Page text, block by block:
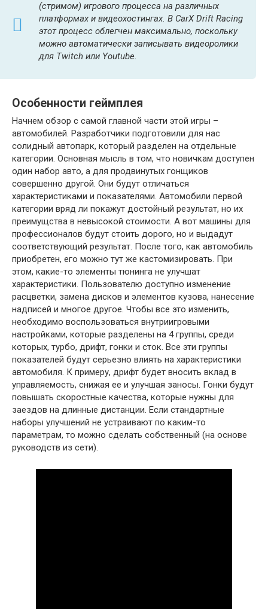
(стримом) игрового процесса на различных
платформах и видеохостингах. В CarX Drift Racing
этот процесс облегчен максимально, поскольку
можно автоматически записывать видеоролики
для Twitch или Youtube.
Особенности геймплея
Начнем обзор с самой главной части этой игры –
автомобилей. Разработчики подготовили для нас
солидный автопарк, который разделен на отдельные
категории. Основная мысль в том, что новичкам доступен
один набор авто, а для продвинутых гонщиков
совершенно другой. Они будут отличаться
характеристиками и показателями. Автомобили первой
категории вряд ли покажут достойный результат, но их
преимущства в невысокой стоимости. А вот машины для
профессионалов будут стоить дорого, но и выдадут
соответствующий результат. После того, как автомобиль
приобретен, его можно тут же кастомизировать. При
этом, какие-то элементы тюнинга не улучшат
характеристики. Пользователю доступно изменение
расцветки, замена дисков и элементов кузова, нанесение
надписей и многое другое. Чтобы все это изменить,
необходимо воспользоваться внутриигровыми
настройками, которые разделены на 4 группы, среди
которых, турбо, дрифт, гонки и сток. Все эти группы
показателей будут серьезно влиять на характеристики
автомобиля. К примеру, дрифт будет вносить вклад в
управляемость, снижая ее и улучшая заносы. Гонки будут
повышать скоростные качества, которые нужны для
заездов на длинные дистанции. Если стандартные
наборы улучшений не устраивают по каким-то
параметрам, то можно сделать собственный (на основе
руководств из сети).